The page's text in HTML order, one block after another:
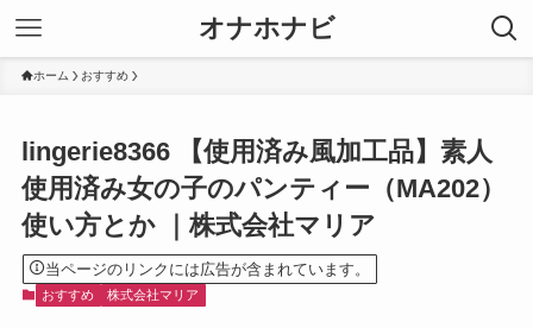
オナホナビ
ホーム おすすめ
lingerie8366 【使用済み風加工品】素人
使用済み女の子のパンティー（MA202）
使い方とか ｜株式会社マリア
当ページのリンクには広告が含まれています。
おすすめ 株式会社マリア